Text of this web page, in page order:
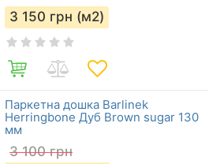
3 150 грн (м2)
Паркетна дошка Barlinek
Herringbone Дуб Brown sugar 130
мм
3 100 грн